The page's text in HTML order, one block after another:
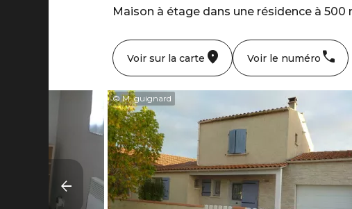
Maison à étage dans une résidence à
Voir sur la carte Voir le numéro
© M. guignard